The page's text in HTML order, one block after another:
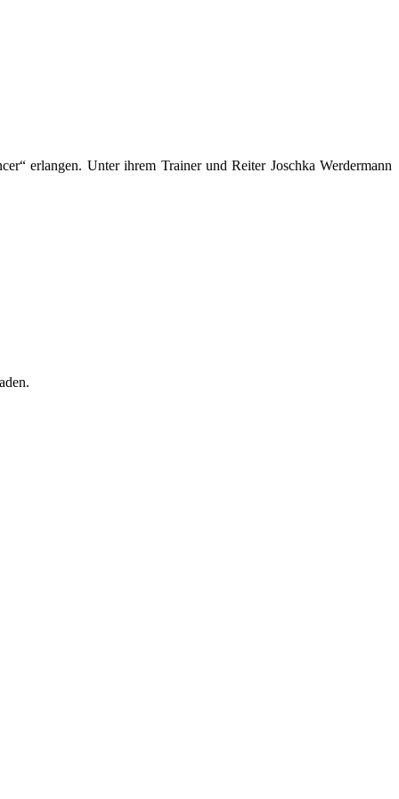
erlangen. Unter ihrem Trainer und Reiter Joschka Werdermann